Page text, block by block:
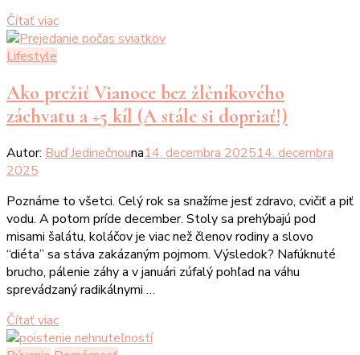
Čítať viac
Lifestyle
Ako prežiť Vianoce bez žlčníkového
záchvatu a +5 kíl (A stále si dopriať!)
Autor: Buď Jedinečnouna14. decembra 202514. decembra
2025
Poznáme to všetci. Celý rok sa snažíme jesť zdravo, cvičiť a piť
vodu. A potom príde december. Stoly sa prehýbajú pod
misami šalátu, koláčov je viac než členov rodiny a slovo
“diéta” sa stáva zakázaným pojmom. Výsledok? Nafúknuté
brucho, pálenie záhy a v januári zúfalý pohľad na váhu
sprevádzaný radikálnymi …
Čítať viac